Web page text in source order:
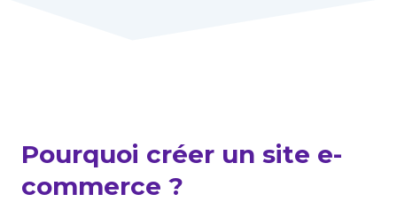
Pourquoi créer un site e-
commerce ?